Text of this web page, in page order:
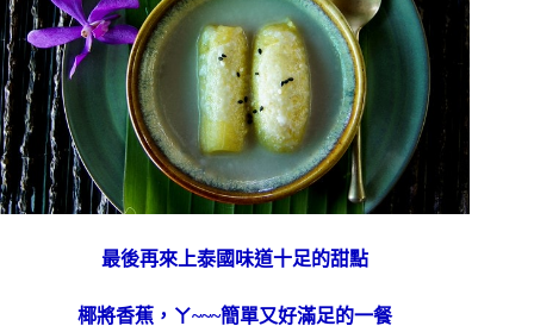
最後再來上泰國味道十足的甜點
椰將香蕉，ㄚ~~~簡單又好滿足的一餐